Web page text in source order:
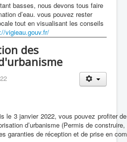
basses, nous devons tous faire
d’eau. vous pouvez rester
tout en visualisant les conseils
vigieau.gouv.fr/
des
le 3 janvier 2022, vous pouvez profiter
d’urbanisme (Permis de
garanties de réception et de prise en